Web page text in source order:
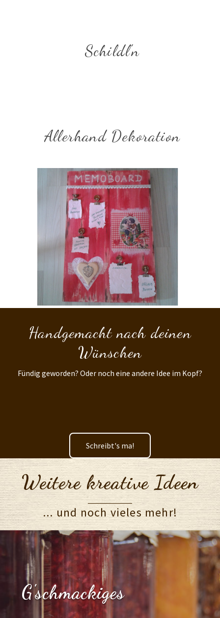
Schildl'n
Allerhand Dekoration
Handgemacht nach deinen
Wünschen
Fündig geworden? Oder noch eine andere Idee im Kopf?
Schreibt's ma!
Weitere kreative Ideen
... und noch vieles mehr!
G'schmackiges